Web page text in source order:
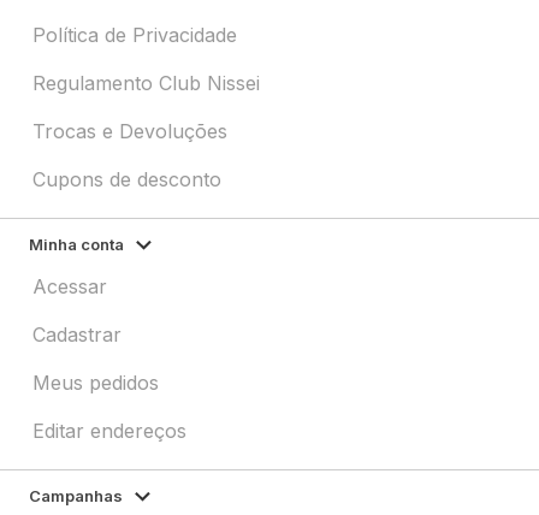
Política de Privacidade
Regulamento Club Nissei
Trocas e Devoluções
Cupons de desconto
Minha conta
Acessar
Cadastrar
Meus pedidos
Editar endereços
Campanhas